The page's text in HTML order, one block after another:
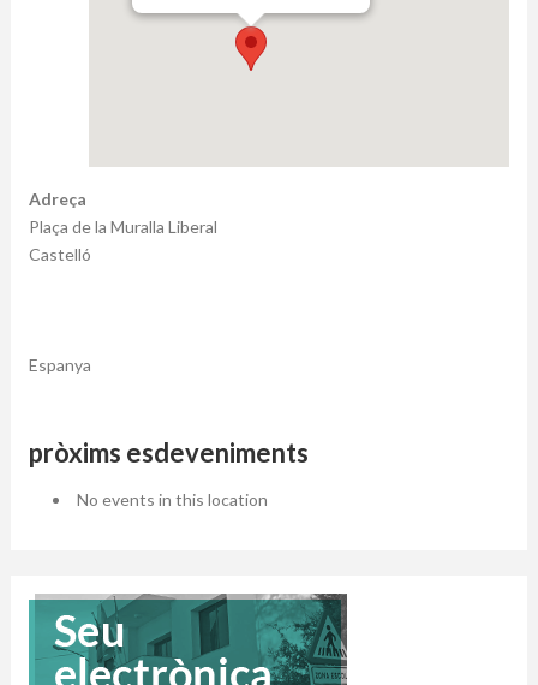
Adreça
Plaça de la Muralla Liberal
Castelló
Espanya
pròxims esdeveniments
No events in this location